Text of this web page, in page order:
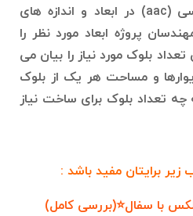
بلوک های سبک ای ای سی (aac) در ابعاد و اندازه های
پروژه ابعاد مورد نظر را
بلوک مورد نیاز را بیان می
و مساحت هر یک از بلوک
تعداد بلوک برای ساخت نیاز
برایتان مفید باشد :
با سفال⭐(بررسی کامل)